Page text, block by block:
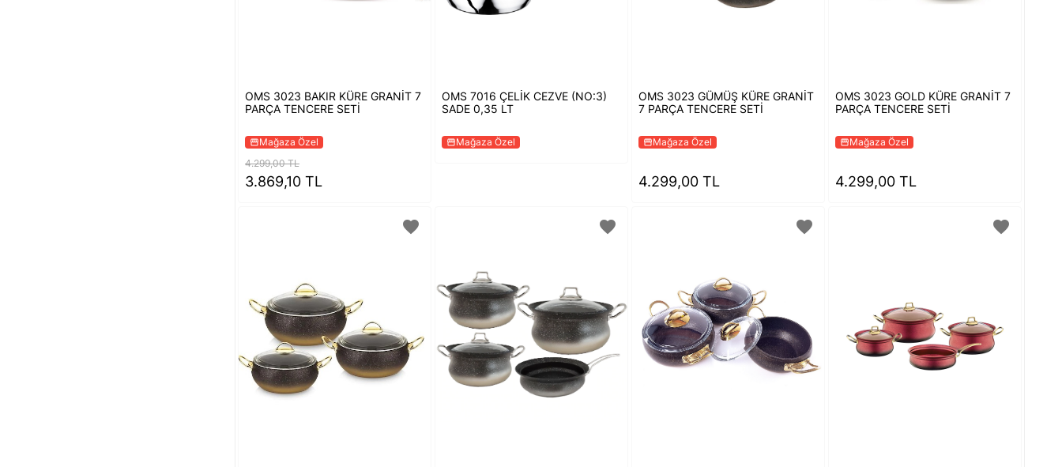
OMS 3023 BAKIR KÜRE GRANİT 7
PARÇA TENCERE SETİ
storefrontMağaza Özel
4.299,00 TL
3.869,10 TL
OMS 7016 ÇELİK CEZVE (NO:3)
SADE 0,35 LT
storefrontMağaza Özel
OMS 3023 GÜMÜŞ KÜRE GRANİT
7 PARÇA TENCERE SETİ
storefrontMağaza Özel
4.299,00 TL
OMS 3023 GOLD KÜRE GRANİT 7
PARÇA TENCERE SETİ
storefrontMağaza Özel
4.299,00 TL
favorite favorite favorite favorite